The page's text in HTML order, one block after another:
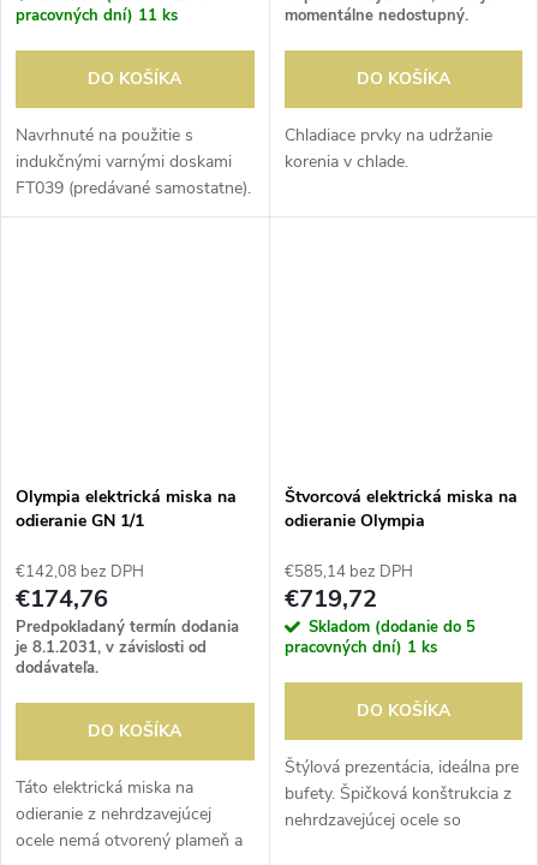
pracovných dní) 11 ks
DO KOŠÍKA
Navrhnuté na použitie s
indukčnými varnými doskami
FT039 (predávané samostatne).
Efektívny a energeticky
momentálne nedostupný.
DO KOŠÍKA
Chladiace prvky na udržanie
korenia v chlade.
Olympia elektrická miska na
odieranie GN 1/1
€142,08 bez DPH
€174,76
Predpokladaný termín dodania
je 8.1.2031, v závislosti od
dodávateľa.
DO KOŠÍKA
Táto elektrická miska na
odieranie z nehrdzavejúcej
ocele nemá otvorený plameň a
Štvorcová elektrická miska na
odieranie Olympia
€585,14 bez DPH
€719,72
Skladom (dodanie do 5
pracovných dní) 1 ks
DO KOŠÍKA
Štýlová prezentácia, ideálna pre
bufety. Špičková konštrukcia z
nehrdzavejúcej ocele so